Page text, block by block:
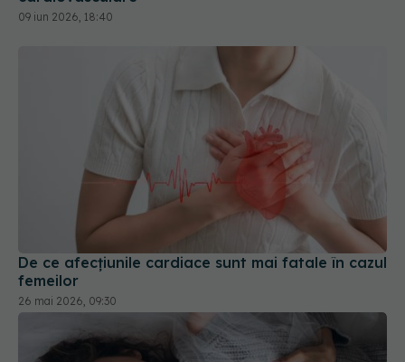
De ce afecțiunile cardiace sunt mai fatale în cazul
femeilor
26 mai 2026, 09:30